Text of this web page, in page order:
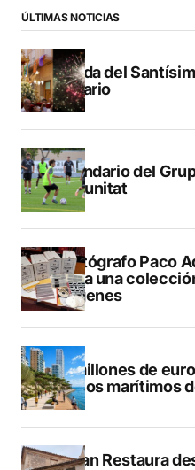
ÚLTIMAS NOTICIAS
Subida del
Calvario
Calendario del
Comunitat
El fotógrafo Paco
Dénia una
imágenes
50 millones de
paseos marítimos
El Plan Restaura